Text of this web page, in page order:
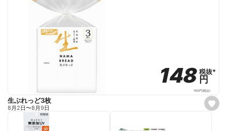
s
e
148
148税抜*
税抜*
円
円
160円(税込)
生ぶれっど3枚
8月2日〜8月9日